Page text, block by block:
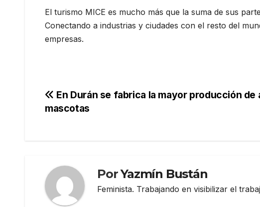
El turismo MICE es mucho más que la suma de sus
Conectando a industrias y ciudades con el resto del
empresas.
Navegación
En Durán se fabrica la mayor producción de
mascotas
PorYazmín Bustán
Feminista. Trabajando en visibilizar el